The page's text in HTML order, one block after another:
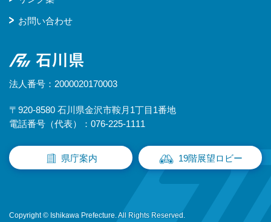
お問い合わせ
石川県
法人番号：2000020170003
〒920-8580 石川県金沢市鞍月1丁目1番地
電話番号（代表）：076-225-1111
県庁案内 19階展望ロビー
Copyright © Ishikawa Prefecture. All Rights Reserved.